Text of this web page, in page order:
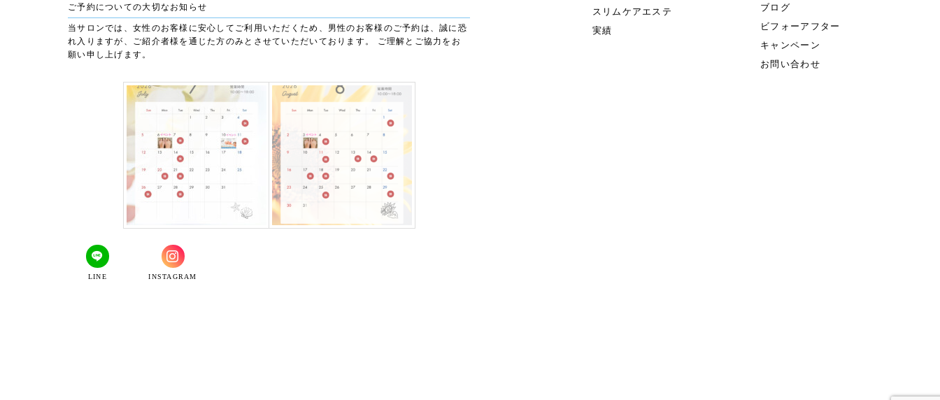
ご予約についての大切なお知らせ
当サロンでは、女性のお客様に安心してご利用いただくため、男性のお客様のご予約は、誠に恐
れ入りますが、ご紹介者様を通じた方のみとさせていただいております。 ご理解とご協力をお
願い申し上げます。
LINE INSTAGRAM
スリムケアエステ
実績
ブログ
ビフォーアフター
キャンペーン
お問い合わせ